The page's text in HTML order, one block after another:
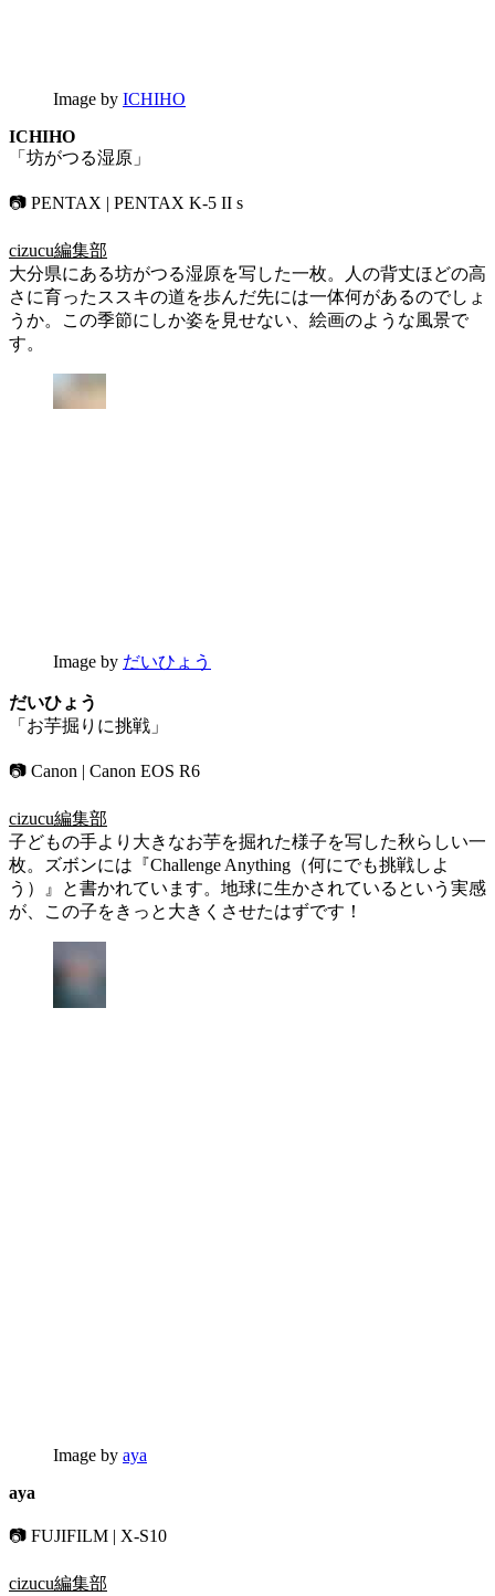
Image by ICHIHO
ICHIHO
「坊がつる湿原」
📷 PENTAX | PENTAX K-5 II s
cizucu編集部
大分県にある坊がつる湿原を写した一枚。人の背丈ほどの高
さに育ったススキの道を歩んだ先には一体何があるのでしょ
うか。この季節にしか姿を見せない、絵画のような風景で
す。
Image by だいひょう
だいひょう
「お芋掘りに挑戦」
📷 Canon | Canon EOS R6
cizucu編集部
子どもの手より大きなお芋を掘れた様子を写した秋らしい一
枚。ズボンには『Challenge Anything（何にでも挑戦しよ
う）』と書かれています。地球に生かされているという実感
が、この子をきっと大きくさせたはずです！
Image by aya
aya
📷 FUJIFILM | X-S10
cizucu編集部